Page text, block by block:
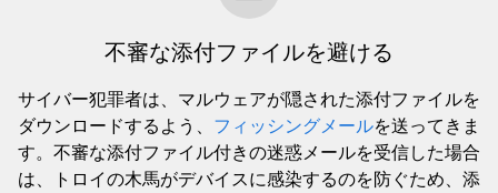
不審な添付ファイルを避ける
サイバー犯罪者は、マルウェアが隠された添付ファイルを
ダウンロードするよう、 フィッシングメールを送ってきま
す。不審な添付ファイル付きの迷惑メールを受信した場合
は、トロイの木馬がデバイスに感染するのを防ぐため、添